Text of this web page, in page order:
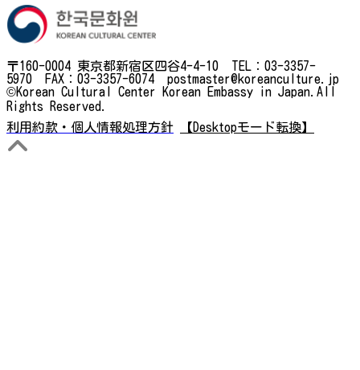
〒160-0004 東京都新宿区四谷4-4-10 TEL：03-3357-
5970 FAX：03-3357-6074 postmaster@koreanculture.jp
©Korean Cultural Center Korean Embassy in Japan.All
Rights Reserved.
利用約款・個人情報処理方針
【Desktopモード転換】